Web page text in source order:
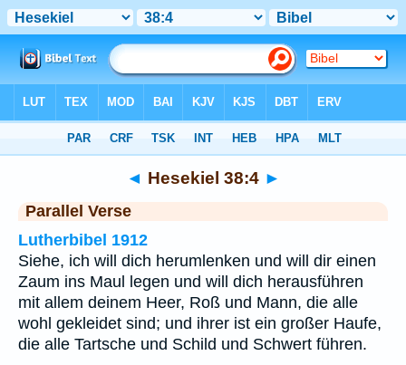
◄ Hesekiel 38:4 ►
Parallel Verse
Lutherbibel 1912
Siehe, ich will dich herumlenken und will dir einen
Zaum ins Maul legen und will dich herausführen
mit allem deinem Heer, Roß und Mann, die alle
wohl gekleidet sind; und ihrer ist ein großer Haufe,
die alle Tartsche und Schild und Schwert führen.